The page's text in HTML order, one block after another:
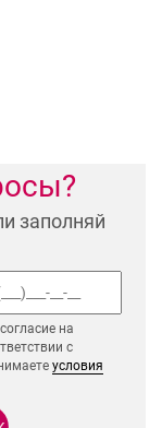
заполняй
на
с
условия